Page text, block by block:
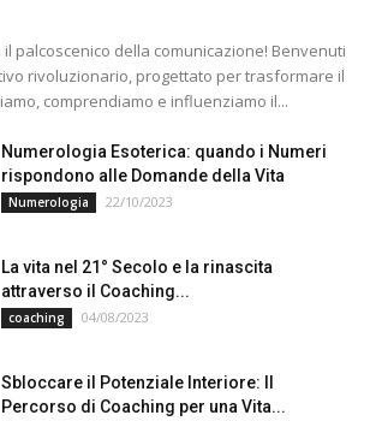
il palcoscenico della comunicazione! Benvenuti
rivoluzionario, progettato per trasformare il
comprendiamo e influenziamo il...
Numerologia Esoterica: quando i Numeri
rispondono alle Domande della Vita
Numerologia 22/10/2023
La vita nel 21° Secolo e la rinascita
attraverso il Coaching...
coaching 04/08/2023
Sbloccare il Potenziale Interiore: Il
Percorso di Coaching per una Vita...